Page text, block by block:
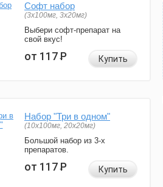
Софт набор
(3x100мг, 3x20мг)
Выбери софт-препарат на
свой вкус!
от 117Р Купить
Набор "Три в одном"
(10x100мг, 20x20мг)
Большой набор из 3-х
препаратов.
от 117Р Купить